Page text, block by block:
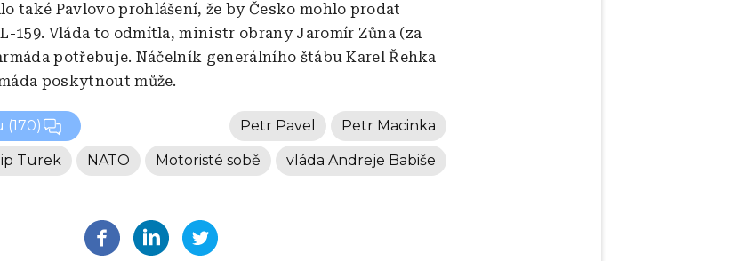
také Pavlovo prohlášení, že by Česko mohlo prodat
159. Vláda to odmítla, ministr obrany Jaromír Zůna (za
potřebuje. Náčelník generálního štábu Karel Řehka
poskytnout může.
(170) Petr Macinka
Petr Pavel
vláda Andreje Babiše
Motoristé sobě
NATO
Turek